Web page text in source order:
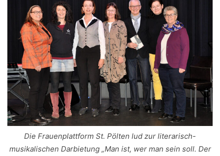
Die Frauenplattform St. Pölten lud zur literarisch-
musikalischen Darbietung „Man ist, wer man sein soll. Der